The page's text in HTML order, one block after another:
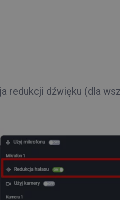
redukcji dźwięku (dla